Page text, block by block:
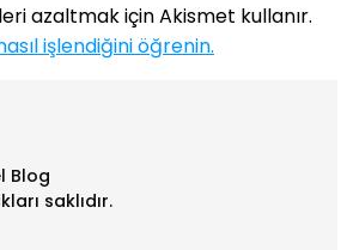
azaltmak için Akismet kullanır.
işlendiğini öğrenin.
Blog
saklıdır.